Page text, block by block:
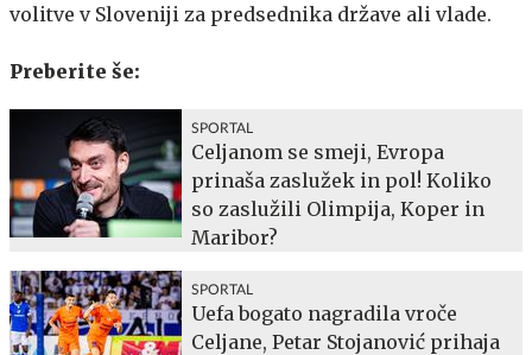
volitve v Sloveniji za predsednika države ali vlade.
Preberite še:
SPORTAL
Celjanom se smeji, Evropa
prinaša zaslužek in pol! Koliko
so zaslužili Olimpija, Koper in
Maribor?
SPORTAL
Uefa bogato nagradila vroče
Celjane, Petar Stojanović prihaja